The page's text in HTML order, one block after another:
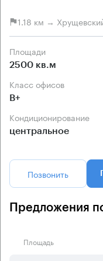
1.18 км →
Площади
2500 кв.м
Класс офисов
B+
Кондиционирование
центральное
Позвонить
Предложения
Площадь